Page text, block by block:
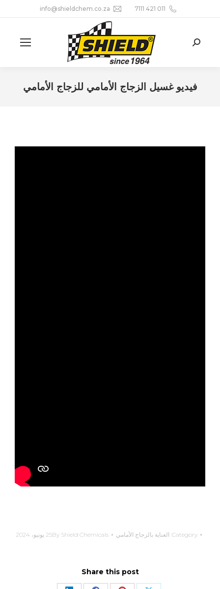
011 421 7111
info@shieldchem.co.za
Search:
فيديو غسيل الزجاج الأمامي للزجاج الأمامي
Category: العناية بالزجاج الأمامي By Shield Chemicals 25 يونيو، 2024
Share this post